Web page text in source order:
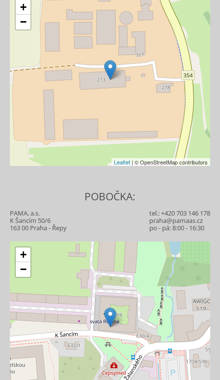
+
−
Leaflet | © OpenStreetMap contributors
POBOČKA:
PAMA, a.s.
K Šancím 50/6
163 00 Praha - Řepy
tel.:+420 703 146 178
praha@pamaas.cz
po - pá: 8:00 - 16:30
+
−